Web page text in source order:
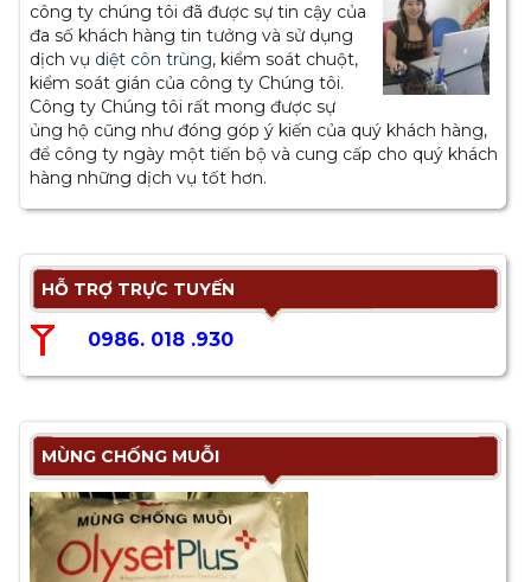
công ty chúng tôi đã được sự tin cậy của
đa số khách hàng tin tưởng và sử dụng
dịch vụ diệt côn trùng, kiểm soát chuột,
kiểm soát gián của công ty Chúng tôi.
Công ty Chúng tôi rất mong được sự
ủng hộ cũng như đóng góp ý kiến của quý khách hàng,
để công ty ngày một tiến bộ và cung cấp cho quý khách
hàng những dịch vụ tốt hơn.
HỖ TRỢ TRỰC TUYẾN
0986. 018 .930
MÙNG CHỐNG MUỖI